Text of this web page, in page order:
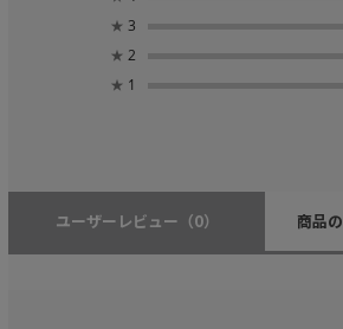
★ 3
★ 2
★ 1
ユーザーレビュー （0） 商品